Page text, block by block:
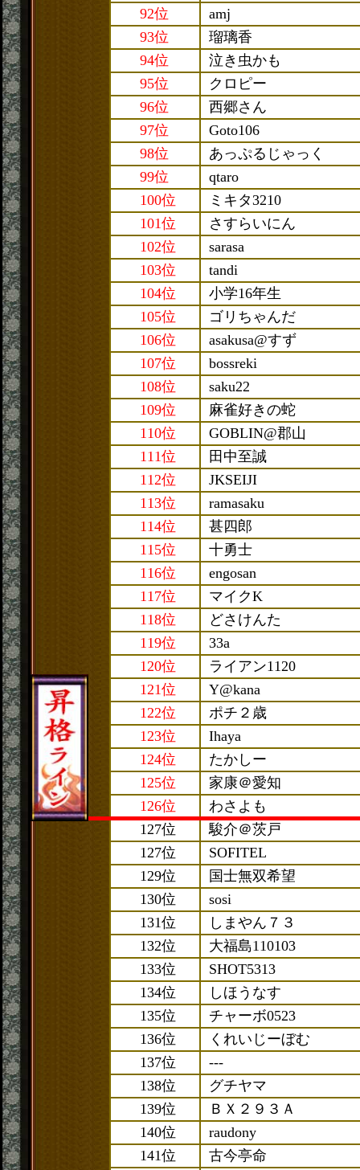
92位
amj
93位
瑠璃香
94位
泣き虫かも
95位
クロピー
96位
西郷さん
97位
Goto106
98位
あっぷるじゃっく
99位
qtaro
100位
ミキタ3210
101位
さすらいにん
102位
sarasa
103位
tandi
104位
小学16年生
105位
ゴリちゃんだ
106位
asakusa@すず
107位
bossreki
108位
saku22
109位
麻雀好きの蛇
110位
GOBLIN@郡山
111位
田中至誠
112位
JKSEIJI
113位
ramasaku
114位
甚四郎
115位
十勇士
116位
engosan
117位
マイクK
118位
どさけんた
119位
33a
120位
ライアン1120
121位
Y@kana
122位
ポチ２歳
123位
Ihaya
124位
たかしー
125位
家康＠愛知
126位
わさよも
127位
駿介＠茨戸
127位
SOFITEL
129位
国士無双希望
130位
sosi
131位
しまやん７３
132位
大福島110103
133位
SHOT5313
134位
しほうなす
135位
チャーボ0523
136位
くれいじーぼむ
137位
---
138位
グチヤマ
139位
ＢＸ２９３Ａ
140位
raudony
141位
古今亭命